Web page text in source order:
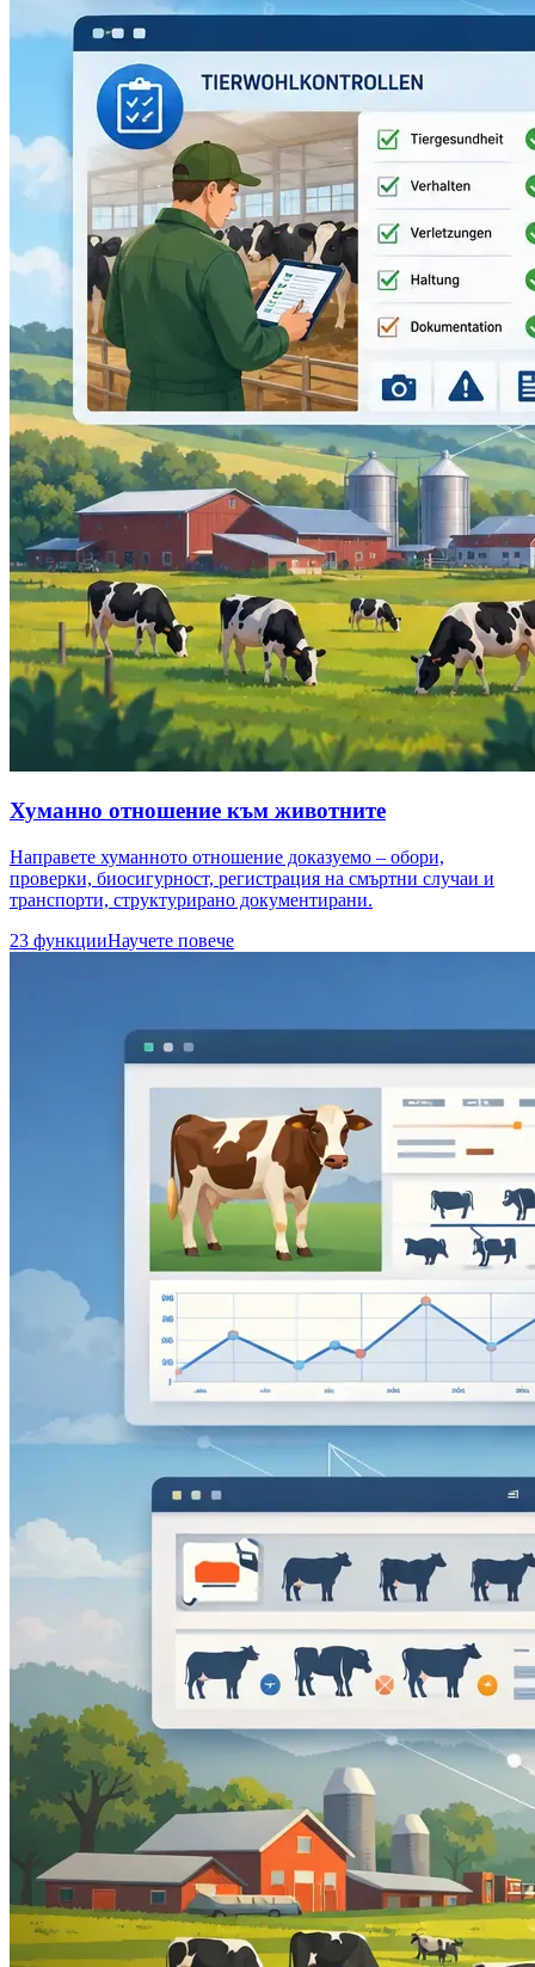
Хуманно отношение към животните
Направете хуманното отношение доказуемо – обори,
проверки, биосигурност, регистрация на смъртни случаи и
транспорти, структурирано документирани.
23 функцииНаучете повече